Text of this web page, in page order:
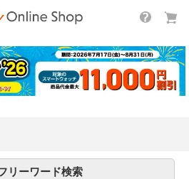
リーワード検索